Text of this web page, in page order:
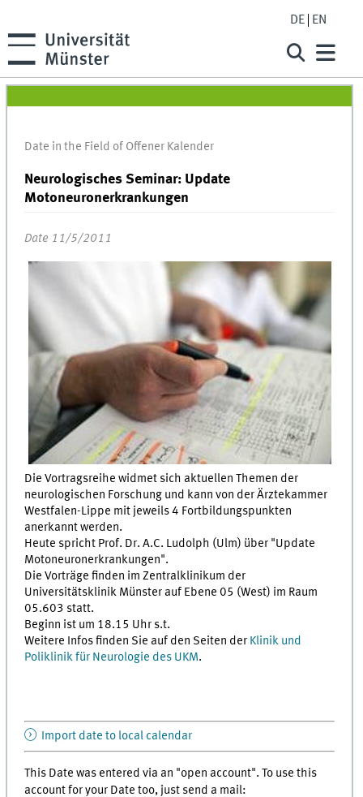
DE EN
Date in the Field of Offener Kalender
Neurologisches Seminar: Update
Motoneuronerkrankungen
Date 11/5/2011
Die Vortragsreihe widmet sich aktuellen Themen der
neurologischen Forschung und kann von der Ärztekammer
Westfalen-Lippe mit jeweils 4 Fortbildungspunkten
anerkannt werden.
Heute spricht Prof. Dr. A.C. Ludolph (Ulm) über "Update
Motoneuronerkrankungen".
Die Vorträge finden im Zentralklinikum der
Universitätsklinik Münster auf Ebene 05 (West) im Raum
05.603 statt.
Beginn ist um 18.15 Uhr s.t.
Weitere Infos finden Sie auf den Seiten der Klinik und
Poliklinik für Neurologie des UKM.
Import date to local calendar
This Date was entered via an "open account". To use this
account for your Date too, just send a mail: